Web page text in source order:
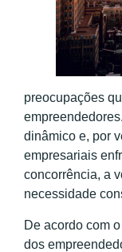
preocupações
dinâmico e, por
empresariais
concorrência, a
necessidade
De acordo com
dos